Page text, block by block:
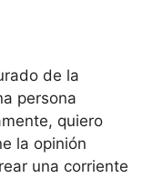
de la
persona
quiero
la opinión
una corriente